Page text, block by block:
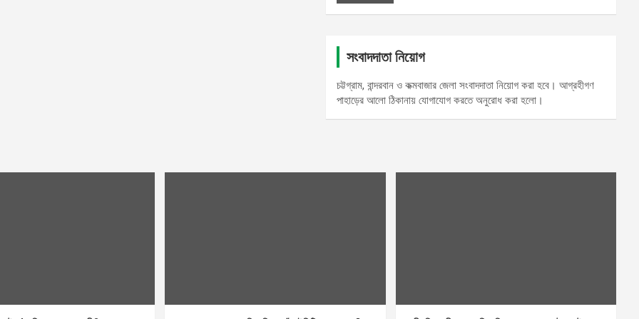
সংবাদদাতা নিয়োগ
চট্টগ্রাম, বান্দরবান ও কক্মবাজার জেলা সংবাদদাতা নিয়োগ করা হবে। আগ্রহীগণ
পাহাড়ের আলো ঠিকানায় যোগাযোগ করতে অনুরোধ করা হলো।